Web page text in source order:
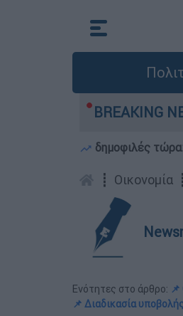
BREAKING
Η
δημοφιλές
┋ Οικονομία
Ενότητες στο άρθρο:
📌 Διαδικασία